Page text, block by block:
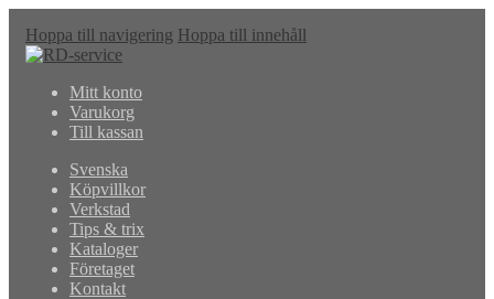
Hoppa till navigering Hoppa till innehåll
Mitt konto
Varukorg
Till kassan
Svenska
Köpvillkor
Verkstad
Tips & trix
Kataloger
Företaget
Kontakt